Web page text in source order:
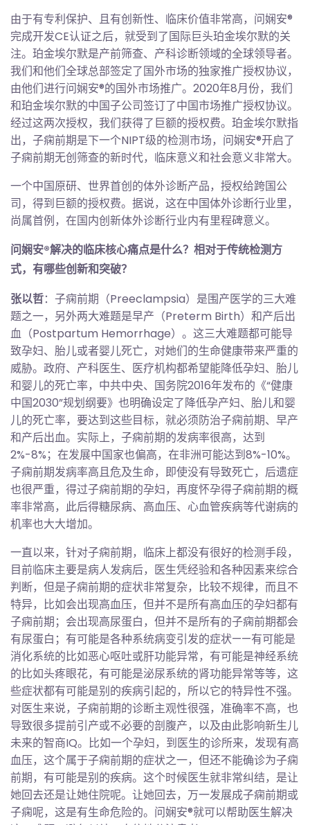
由于有专利保护、且有创新性、临床价值非常高，问娴安®
完成开发CE认证之后，就受到了国际巨头珀金埃尔默的关
注。珀金埃尔默是产前筛查、产科诊断领域的全球领导者。
我们和他们全球总部签定了国外市场的独家推广授权协议，
由他们进行问娴安®的国外市场推广。2020年8月份，我们
和珀金埃尔默的中国子公司签订了中国市场推广授权协议。
经过这两次授权，我们获得了巨额的授权费。珀金埃尔默指
出，子痫前期是下一个NIPT级的检测市场，问娴安®开启了
子痫前期无创筛查的新时代，临床意义和社会意义非常大。
一个中国原研、世界首创的体外诊断产品，授权给跨国公
司，得到巨额的授权费。据说，这在中国体外诊断行业里，
尚属首例，在国内创新体外诊断行业内有里程碑意义。
问娴安®解决的临床核心痛点是什么？相对于传统检测方
式，有哪些创新和突破？
张以哲：子痫前期（Preeclampsia）是围产医学的三大难
题之一，另外两大难题是早产（Preterm Birth）和产后出
血（Postpartum Hemorrhage）。这三大难题都可能导
致孕妇、胎儿或者婴儿死亡，对她们的生命健康带来严重的
威胁。政府、产科医生、医疗机构都希望能降低孕妇、胎儿
和婴儿的死亡率，中共中央、国务院2016年发布的《“健康
中国2030”规划纲要》也明确设定了降低孕产妇、胎儿和婴
儿的死亡率，要达到这些目标，就必须防治子痫前期、早产
和产后出血。实际上，子痫前期的发病率很高，达到
2%-8%；在发展中国家也偏高，在非洲可能达到8%-10%。
子痫前期发病率高且危及生命，即使没有导致死亡，后遗症
也很严重，得过子痫前期的孕妇，再度怀孕得子痫前期的概
率非常高，此后得糖尿病、高血压、心血管疾病等代谢病的
机率也大大增加。
一直以来，针对子痫前期，临床上都没有很好的检测手段，
目前临床主要是病人发病后，医生凭经验和各种因素来综合
判断，但是子痫前期的症状非常复杂，比较不规律，而且不
特异，比如会出现高血压，但并不是所有高血压的孕妇都有
子痫前期；会出现高尿蛋白，但并不是所有的子痫前期都会
有尿蛋白；有可能是各种系统病变引发的症状——有可能是
消化系统的比如恶心呕吐或肝功能异常，有可能是神经系统
的比如头疼眼花，有可能是泌尿系统的肾功能异常等等，这
些症状都有可能是别的疾病引起的，所以它的特异性不强。
对医生来说，子痫前期的诊断主观性很强，准确率不高，也
导致很多提前引产或不必要的剖腹产，以及由此影响新生儿
未来的智商IQ。比如一个孕妇，到医生的诊所来，发现有高
血压，这个属于子痫前期的症状之一，但还不能确诊为子痫
前期，有可能是别的疾病。这个时候医生就非常纠结，是让
她回去还是让她住院呢。让她回去，万一发展成子痫前期或
子痫呢，这是有生命危险的。问娴安®就可以帮助医生解决